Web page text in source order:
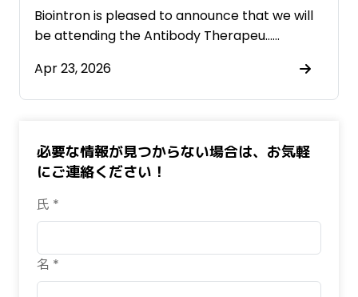
Biointron is pleased to announce that we will
be attending the Antibody Therapeu……
Apr 23, 2026
必要な情報が見つからない場合は、お気軽
にご連絡ください！
氏 *
名 *